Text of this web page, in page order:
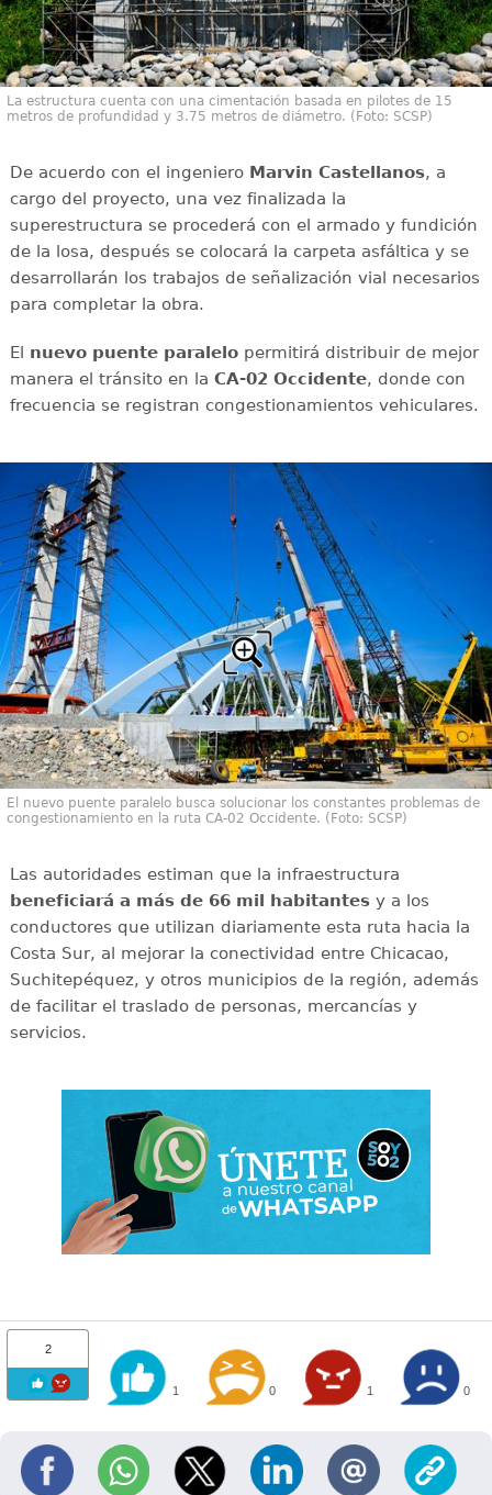
La estructura cuenta con una cimentación basada en pilotes de 15
metros de profundidad y 3.75 metros de diámetro. (Foto: SCSP)
De acuerdo con el ingeniero Marvin Castellanos, a
cargo del proyecto, una vez finalizada la
superestructura se procederá con el armado y fundición
de la losa, después se colocará la carpeta asfáltica y se
desarrollarán los trabajos de señalización vial necesarios
para completar la obra.
El nuevo puente paralelopermitirá distribuir de mejor
manera el tránsito en la CA-02 Occidente, donde con
frecuencia se registran congestionamientos vehiculares.
El nuevo puente paralelo busca solucionar los constantes problemas de
congestionamiento en la ruta CA-02 Occidente. (Foto: SCSP)
Las autoridades estiman que la infraestructura
beneficiará a más de 66 mil habitantesy a los
conductores que utilizan diariamente esta ruta hacia la
Costa Sur, al mejorar la conectividad entre Chicacao,
Suchitepéquez, y otros municipios de la región, además
de facilitar el traslado de personas, mercancías y
servicios.
2
1 0 1 0